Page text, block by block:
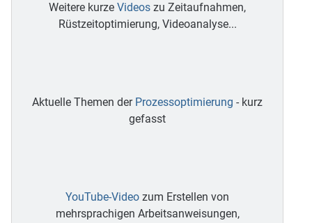
Weitere kurze Videos zu Zeitaufnahmen,
Rüstzeitoptimierung, Videoanalyse...
Aktuelle Themen der Prozessoptimierung - kurz
gefasst
YouTube-Video zum Erstellen von
mehrsprachigen Arbeitsanweisungen,